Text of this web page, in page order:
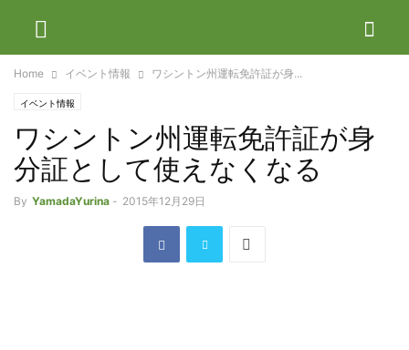
Home イベント情報 ワシントン州運転免許証が身...
イベント情報
ワシントン州運転免許証が身
分証として使えなくなる
By YamadaYurina - 2015年12月29日